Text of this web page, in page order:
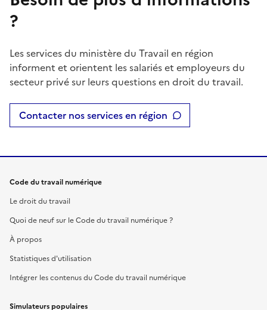
?
Les services du ministère du Travail en région
informent et orientent les salariés et employeurs du
secteur privé sur leurs questions en droit du travail.
Contacter nos services en région
Code du travail numérique
Le droit du travail
Quoi de neuf sur le Code du travail numérique ?
À propos
Statistiques d'utilisation
Intégrer les contenus du Code du travail numérique
Simulateurs populaires